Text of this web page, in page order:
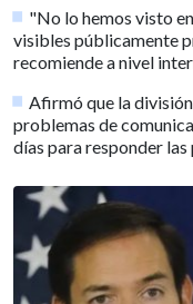
"No lo hemos visto
visibles públicamente
recomiende a nivel
Afirmó que la
problemas de
días para responder